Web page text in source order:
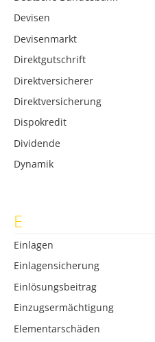
Devisen
Devisenmarkt
Direktgutschrift
Direktversicherer
Direktversicherung
Dispokredit
Dividende
Dynamik
E
Einlagen
Einlagensicherung
Einlösungsbeitrag
Einzugsermächtigung
Elementarschäden